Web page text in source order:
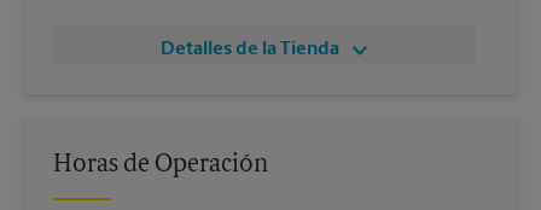
Detalles de la Tienda
Horas de Operación